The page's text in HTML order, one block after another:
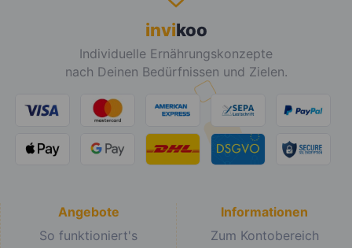
invikoo
Individuelle Ernährungskonzepte
nach Deinen Bedürfnissen und Zielen.
Angebote
So funktioniert's
Informationen
Zum Kontobereich